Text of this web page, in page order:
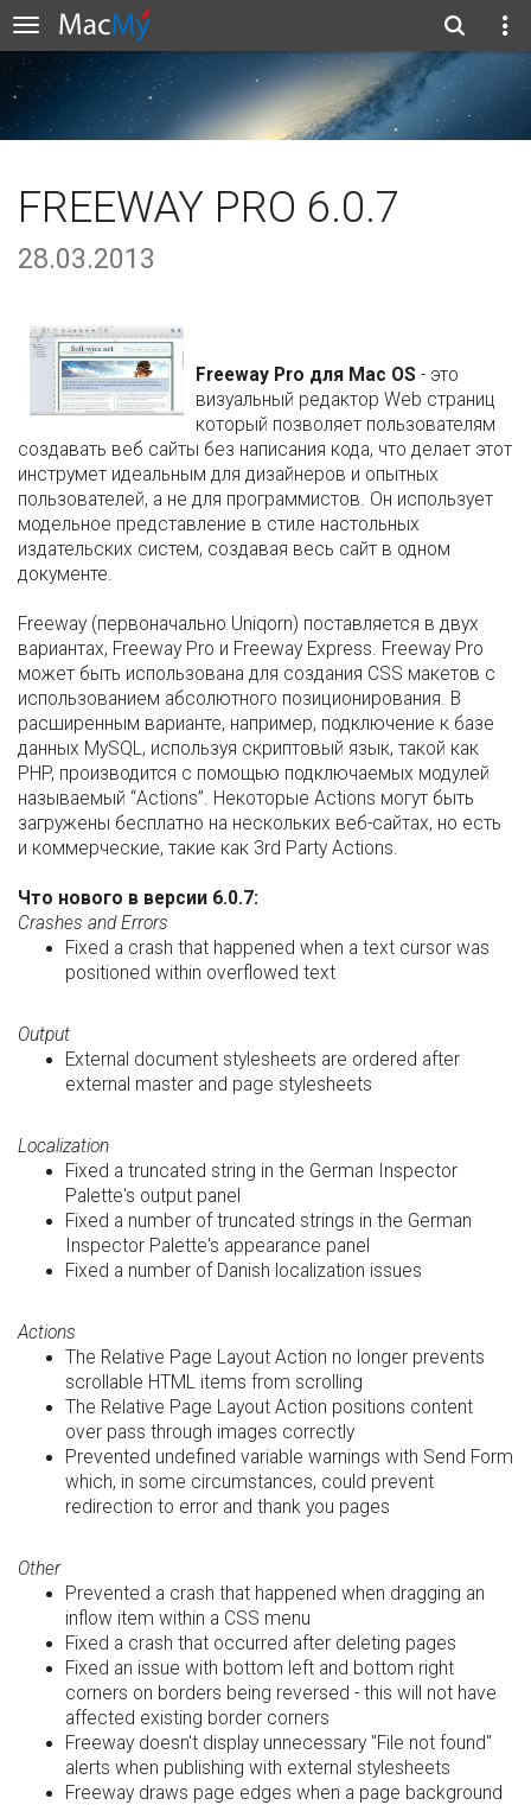
FREEWAY PRO 6.0.7
28.03.2013
Freeway Pro для Mac OS- это
визуальный редактор Web страниц
который позволяет пользователям
создавать веб сайты без написания кода, что делает этот
инструмет идеальным для дизайнеров и опытных
пользователей, а не для программистов. Он использует
модельное представление в стиле настольных
издательских систем, создавая весь сайт в одном
документе.
Freeway (первоначально Uniqorn) поставляется в двух
вариантах, Freeway Pro и Freeway Express. Freeway Pro
может быть использована для создания CSS макетов с
использованием абсолютного позиционирования. В
расширенным варианте, например, подключение к базе
данных MySQL, используя скриптовый язык, такой как
PHP, производится с помощью подключаемых модулей
называемый “Actions”. Некоторые Actions могут быть
загружены бесплатно на нескольких веб-сайтах, но есть
и коммерческие, такие как 3rd Party Actions.
Что нового в версии 6.0.7:
Crashes and Errors
Fixed a crash that happened when a text cursor was
positioned within overflowed text
Output
External document stylesheets are ordered after
external master and page stylesheets
Localization
Fixed a truncated string in the German Inspector
Palette's output panel
Fixed a number of truncated strings in the German
Inspector Palette's appearance panel
Fixed a number of Danish localization issues
Actions
The Relative Page Layout Action no longer prevents
scrollable HTML items from scrolling
The Relative Page Layout Action positions content
over pass through images correctly
Prevented undefined variable warnings with Send Form
which, in some circumstances, could prevent
redirection to error and thank you pages
Other
Prevented a crash that happened when dragging an
inflow item within a CSS menu
Fixed a crash that occurred after deleting pages
Fixed an issue with bottom left and bottom right
corners on borders being reversed - this will not have
affected existing border corners
Freeway doesn't display unnecessary "File not found"
alerts when publishing with external stylesheets
Freeway draws page edges when a page background